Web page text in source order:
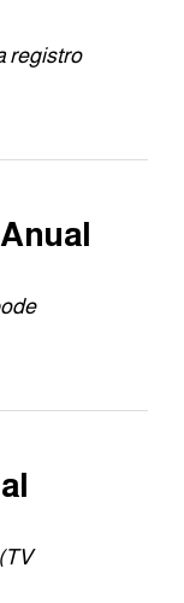
registro